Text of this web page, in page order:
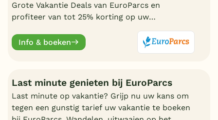
Grote Vakantie Deals van EuroParcs en
profiteer van tot 25% korting op uw
Info & boeken
Last minute genieten bij EuroParcs
Last minute op vakantie? Grijp nu uw kans om
tegen een gunstig tarief uw vakantie te boeken